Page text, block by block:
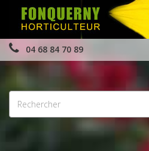
04 68 84 70 89